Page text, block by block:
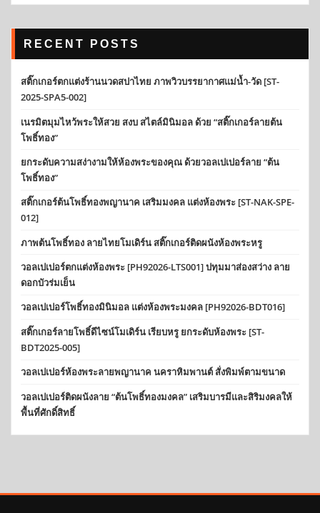
RECENT POSTS
สติ๊กเกอร์ตกแต่งร้านนวดสปาไทย ภาพวิวบรรยากาศแม่น้ำ-วัด [ST-
2025-SPA5-002]
เนรมิตมุมไหว้พระให้สวย สงบ สไตล์มินิมอล ด้วย “สติ๊กเกอร์ลายต้น
โพธิ์ทอง”
ยกระดับความสง่างามให้ห้องพระของคุณ ด้วยวอลเปเปอร์ลาย “ต้น
โพธิ์ทอง”
สติ๊กเกอร์ต้นโพธิ์ทองพญานาค เสริมมงคล แต่งห้องพระ [ST-NAK-SPE-
012]
ภาพต้นโพธิ์ทอง ลายไทยโมเดิร์น สติ๊กเกอร์ติดผนังห้องพระหรู
วอลเปเปอร์ตกแต่งห้องพระ [PH92026-LTS001] ปทุมมาส่องสว่าง ลาย
ดอกบัวร่มเย็น
วอลเปเปอร์โพธิ์ทองมินิมอล แต่งห้องพระมงคล [PH92026-BDT016]
สติ๊กเกอร์ลายโพธิ์ดีไซน์โมเดิร์น เรียบหรู ยกระดับห้องพระ [ST-
BDT2025-005]
วอลเปเปอร์ห้องพระลายพญานาค นคราหิมพานต์ สั่งพิมพ์ตามขนาด
วอลเปเปอร์ติดผนังลาย “ต้นโพธิ์ทองมงคล” เสริมบารมีและสิริมงคลให้
พื้นที่ศักดิ์สิทธิ์